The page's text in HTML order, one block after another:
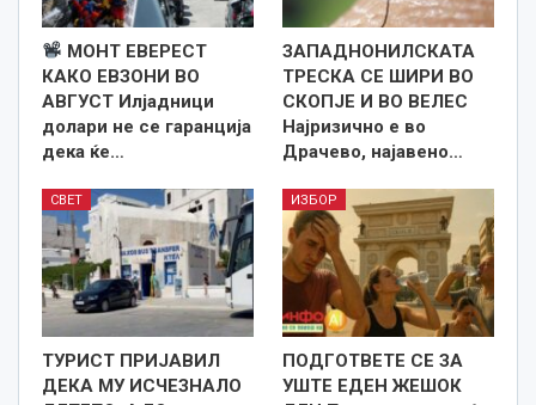
МОНТ ЕВЕРЕСТ
КАКО ЕВЗОНИ ВО
АВГУСТ Илјадници
долари не се гаранција
дека ќе…
ЗАПАДНОНИЛСКАТА
ТРЕСКА СЕ ШИРИ ВО
СКОПЈЕ И ВО ВЕЛЕС
Најризично е во
Драчево, најавено…
СВЕТ
ТУРИСТ ПРИЈАВИЛ
ДЕКА МУ ИСЧЕЗНАЛО
ИЗБОР
ПОДГОТВЕТЕ СЕ ЗА
УШТЕ ЕДЕН ЖЕШОК